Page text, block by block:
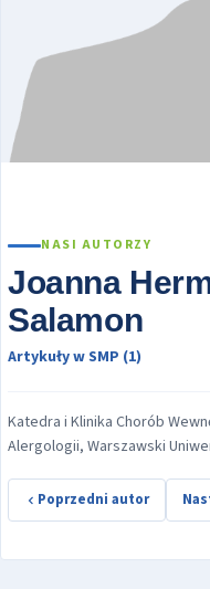
NASI AUTORZY
Joanna
Salamon
Artykuły w SMP (1)
Katedra i Klinika Chorób
Alergologii, Warszawski
Poprzedni autor